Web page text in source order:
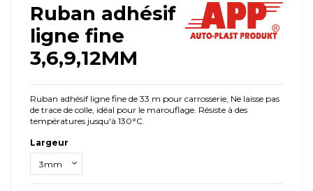
Ruban adhésif
ligne fine
3,6,9,12MM
Ruban adhésif ligne fine de 33 m pour carrosserie, Ne laisse pas
de trace de colle, idéal pour le marouflage. Résiste à des
températures jusqu'à 130°C.
Largeur